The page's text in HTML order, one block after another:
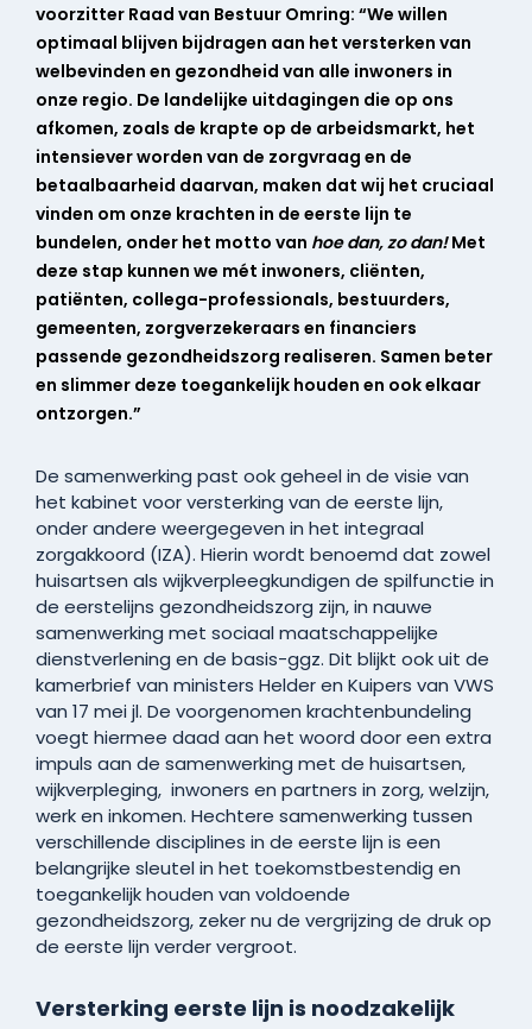
voorzitter Raad van Bestuur Omring: “We willen
optimaal blijven bijdragen aan het versterken van
welbevinden en gezondheid van alle inwoners in
onze regio. De landelijke uitdagingen die op ons
afkomen, zoals de krapte op de arbeidsmarkt, het
intensiever worden van de zorgvraag en de
betaalbaarheid daarvan, maken dat wij het cruciaal
vinden om onze krachten in de eerste lijn te
bundelen, onder het motto van hoe dan, zo dan!Met
deze stap kunnen we mét inwoners, cliënten,
patiënten, collega-professionals, bestuurders,
gemeenten, zorgverzekeraars en financiers
passende gezondheidszorg realiseren. Samen beter
en slimmer deze toegankelijk houden en ook elkaar
ontzorgen.”
De samenwerking past ook geheel in de visie van
het kabinet voor versterking van de eerste lijn,
onder andere weergegeven in het integraal
zorgakkoord (IZA). Hierin wordt benoemd dat zowel
huisartsen als wijkverpleegkundigen de spilfunctie in
de eerstelijns gezondheidszorg zijn, in nauwe
samenwerking met sociaal maatschappelijke
dienstverlening en de basis-ggz. Dit blijkt ook uit de
kamerbrief van ministers Helder en Kuipers van VWS
van 17 mei jl. De voorgenomen krachtenbundeling
voegt hiermee daad aan het woord door een extra
impuls aan de samenwerking met de huisartsen,
wijkverpleging, inwoners en partners in zorg, welzijn,
werk en inkomen. Hechtere samenwerking tussen
verschillende disciplines in de eerste lijn is een
belangrijke sleutel in het toekomstbestendig en
toegankelijk houden van voldoende
gezondheidszorg, zeker nu de vergrijzing de druk op
de eerste lijn verder vergroot.
Versterking eerste lijn is noodzakelijk